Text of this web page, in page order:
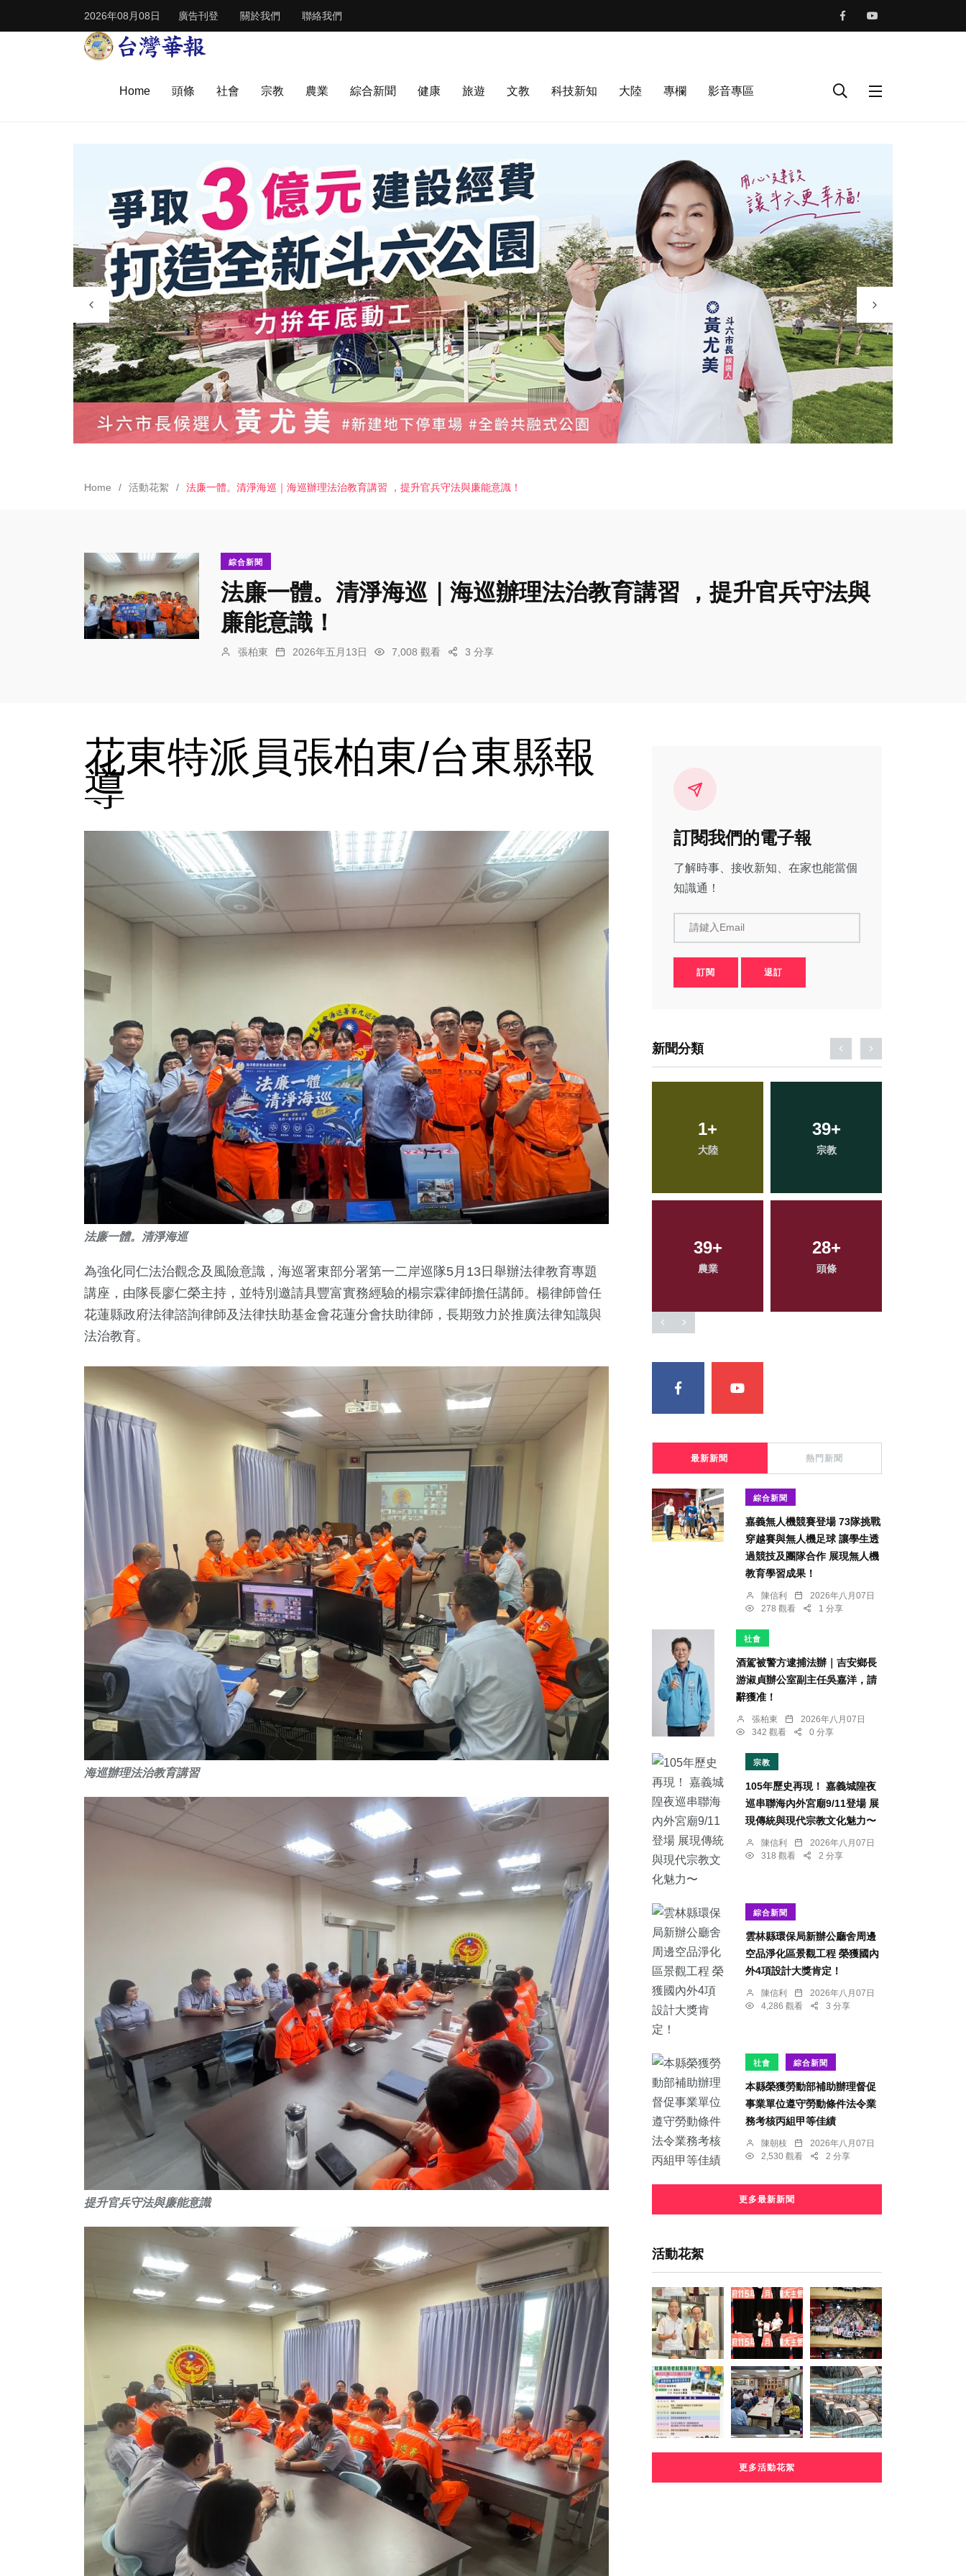
2026年08月08日 廣告刊登 關於我們 聯絡我們
Home 頭條 社會 宗教 農業 綜合新聞 健康 旅遊 文教 科技新知 大陸 專欄 影音專區
Home 活動花絮 法廉一體。清淨海巡｜海巡辦理法治教育講習 ，提升官兵守法與廉能意識！
綜合新聞
法廉一體。清淨海巡｜海巡辦理法治教育講習 ，提升官兵守法與
廉能意識！
張柏東 2026年五月13日 7,008 觀看 3 分享
花東特派員張柏東/台東縣報
導
法廉一體。清淨海巡
為強化同仁法治觀念及風險意識，海巡署東部分署第一二岸巡隊5月13日舉辦法律教育專題
講座，由隊長廖仁榮主持，並特別邀請具豐富實務經驗的楊宗霖律師擔任講師。楊律師曾任
花蓮縣政府法律諮詢律師及法律扶助基金會花蓮分會扶助律師，長期致力於推廣法律知識與
法治教育。
海巡辦理法治教育講習
提升官兵守法與廉能意識
訂閱我們的電子報
了解時事、接收新知、在家也能當個
知識通！
請鍵入Email
訂閱 退訂
新聞分類
69+
專欄
113+
健康
20+
科技新知
138+
文教
綜合新聞
1+
大陸
39+
宗教
農業 頭條
235
社會
69+
專欄
95+
旅遊
123+
健康
最新新聞 熱門新聞
綜合新聞
嘉義無人機競賽登場 73隊挑戰
穿越賽與無人機足球 讓學生透
過競技及團隊合作 展現無人機
教育學習成果！
陳信利
2026年八月07日
278 觀看
1 分享
社會
酒駕被警方逮捕法辦｜吉安鄉長
游淑貞辦公室副主任吳嘉洋，請
辭獲准！
張柏東
2026年八月07日
342 觀看
0 分享
宗教
105年歷史再現！ 嘉義城隍夜
巡串聯海內外宮廟9/11登場 展
現傳統與現代宗教文化魅力〜
陳信利
2026年八月07日
318 觀看
2 分享
綜合新聞
雲林縣環保局新辦公廳舍周邊
空品淨化區景觀工程 榮獲國內
外4項設計大獎肯定！
陳信利
2026年八月07日
4,286 觀看
3 分享
社會 綜合新聞
本縣榮獲勞動部補助辦理督促
事業單位遵守勞動條件法令業
務考核丙組甲等佳績
陳朝枝
2026年八月07日
2,530 觀看
2 分享
更多最新新聞
活動花絮
更多活動花絮